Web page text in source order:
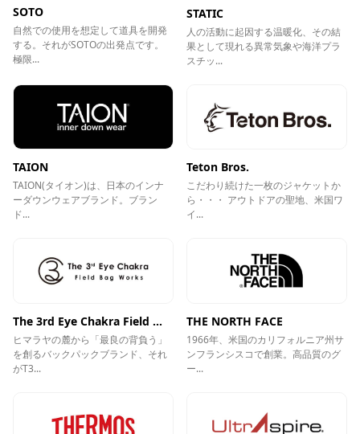
SOTO
自然での使用を想定して道具を開発
する。それがSOTOの出発点です。
極限...
STATIC
人の活動に起因する温暖化、その結
果として現れる異常気象や海洋プラ
スチッ...
TAION
TAION(タイオン)は、日本のインナ
ーダウンウェアブランド。ブラン
ド...
Teton Bros.
こだわり続けた一枚のジャケットか
ら・・・ アウトドアの聖地、米国ワ
イ...
The 3rd Eye Chakra Field ...
ヒマラヤの麓から「最良の背負う」
を創るバックパックブランド、それ
がT3...
THE NORTH FACE
1966年、米国のカリフォルニア州サ
ンフランシスコで創業。高品質のグ
ー...